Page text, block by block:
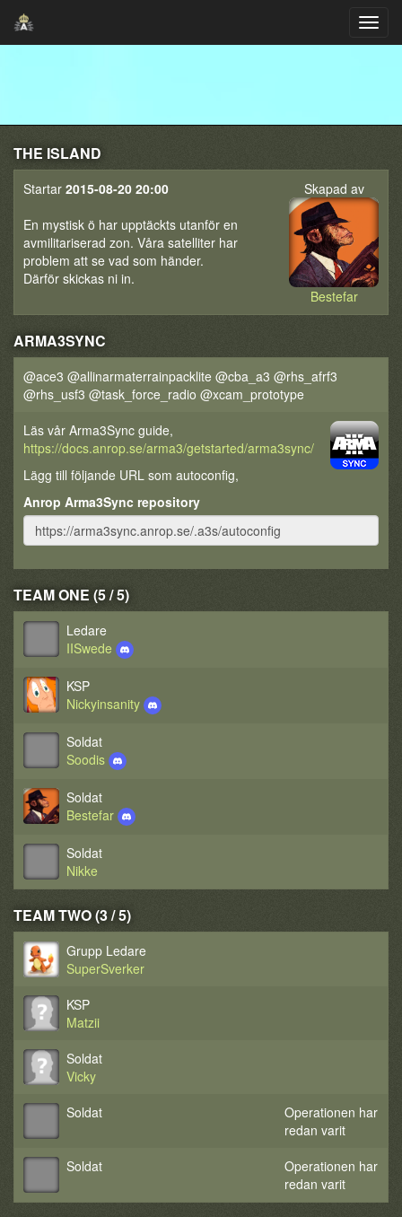
THE ISLAND
Skapad av
Bestefar
Startar 2015-08-20 20:00
En mystisk ö har upptäckts utanför en
avmilitariserad zon. Våra satelliter har
problem att se vad som händer.
Därför skickas ni in.
ARMA3SYNC
@ace3 @allinarmaterrainpacklite @cba_a3 @rhs_afrf3
@rhs_usf3 @task_force_radio @xcam_prototype
Läs vår Arma3Sync guide,
https://docs.anrop.se/arma3/getstarted/arma3sync/
Lägg till följande URL som autoconfig,
Anrop Arma3Sync repository
TEAM ONE (5 / 5)
Ledare
IISwede
KSP
Nickyinsanity
Soldat
Soodis
Soldat
Bestefar
Soldat
Nikke
TEAM TWO (3 / 5)
Grupp Ledare
SuperSverker
KSP
Matzii
Soldat
Vicky
Soldat
Operationen har
redan varit
Soldat
Operationen har
redan varit